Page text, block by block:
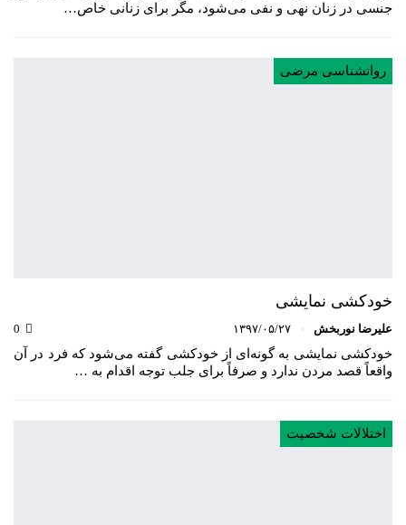
جنسی در زنان نهی و نفی می‌شود، مگر برای زنانی خاص…
روانشناسی مرضی
خودکشی نمایشی
علیرضا نوربخش ۱۳۹۷/۰۵/۲۷
خودکشی نمایشی به گونه‌ای از خودکشی گفته می‌شود که فرد در آن
واقعاً قصد مردن ندارد و صرفاً برای جلب توجه اقدام به …
اختلالات شخصیت